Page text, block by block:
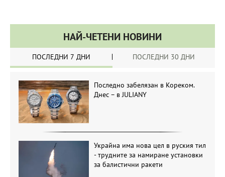
НАЙ-ЧЕТЕНИ НОВИНИ
ПОСЛЕДНИ 7 ДНИ ПОСЛЕДНИ 30 ДНИ
Последно забелязан в Кореком.
Днес – в JULIANY
Украйна има нова цел в руския тил
- трудните за намиране установки
за балистични ракети